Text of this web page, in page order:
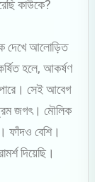
কাউকে?
দেখে আলোড়িত
হলে, আকর্ষণ
পারে। সেই আবেগ
জগৎ। মৌলিক
ফাঁদও বেশি।
দিয়েছি।